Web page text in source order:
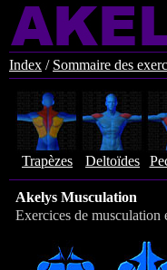
Index / Sommaire des
Trapèzes Deltoïdes
Akelys Musculation
Exercices de musculation